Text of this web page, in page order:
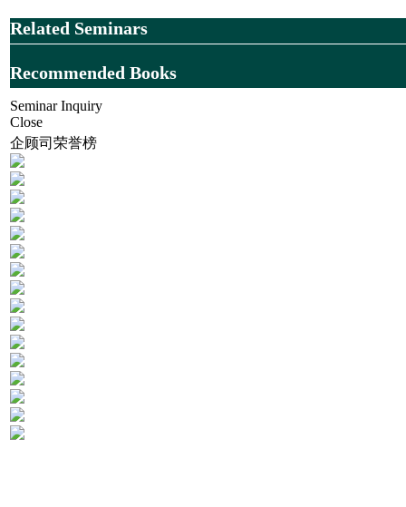
Related Seminars
Recommended Books
Seminar Inquiry
Close
企顾司荣誉榜